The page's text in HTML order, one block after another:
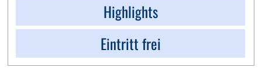
Highlights
Eintritt frei